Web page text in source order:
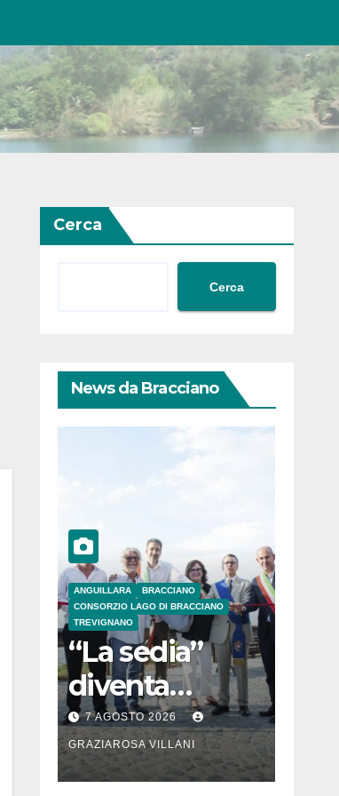
Cerca
Cerca
News da Bracciano
ANGUILLARA
BRACCIANO
CONSORZIO LAGO DI BRACCIANO
TREVIGNANO
“La sedia”
diventa
Belvedere sul
lago di
Bracciano: ieri
7 AGOSTO 2026
GRAZIAROSA VILLANI